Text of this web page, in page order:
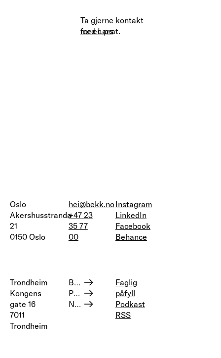
Ta gjerne kontakt
medLars
for en prat.
Oslo
Akershusstranda
21
0150 Oslo
Trondheim
Kongens
gate 16
7011
Trondheim
hei@bekk.no
+47 23
35 77
00
Bærekraft og samfunnsansvar
Personvern
Nettstedskart
Instagram
LinkedIn
Facebook
Behance
Faglig
påfyll
Podkast
RSS